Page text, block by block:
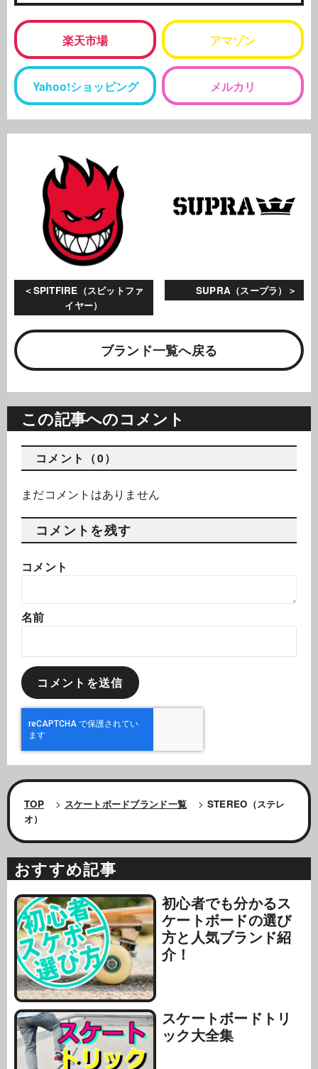
楽天市場 アマゾン
Yahoo!ショッピング メルカリ
SUPRA（スープラ）
SPITFIRE（スピットファ
イヤー）
ブランド一覧へ戻る
この記事へのコメント
コメント（0）
まだコメントはありません
コメントを残す
コメント
名前
TOP > スケートボードブランド一覧 > STEREO（ステレ
オ）
おすすめ記事
初心者でも分かるス
ケートボードの選び
方と人気ブランド紹
介！
スケートボードトリ
ック大全集